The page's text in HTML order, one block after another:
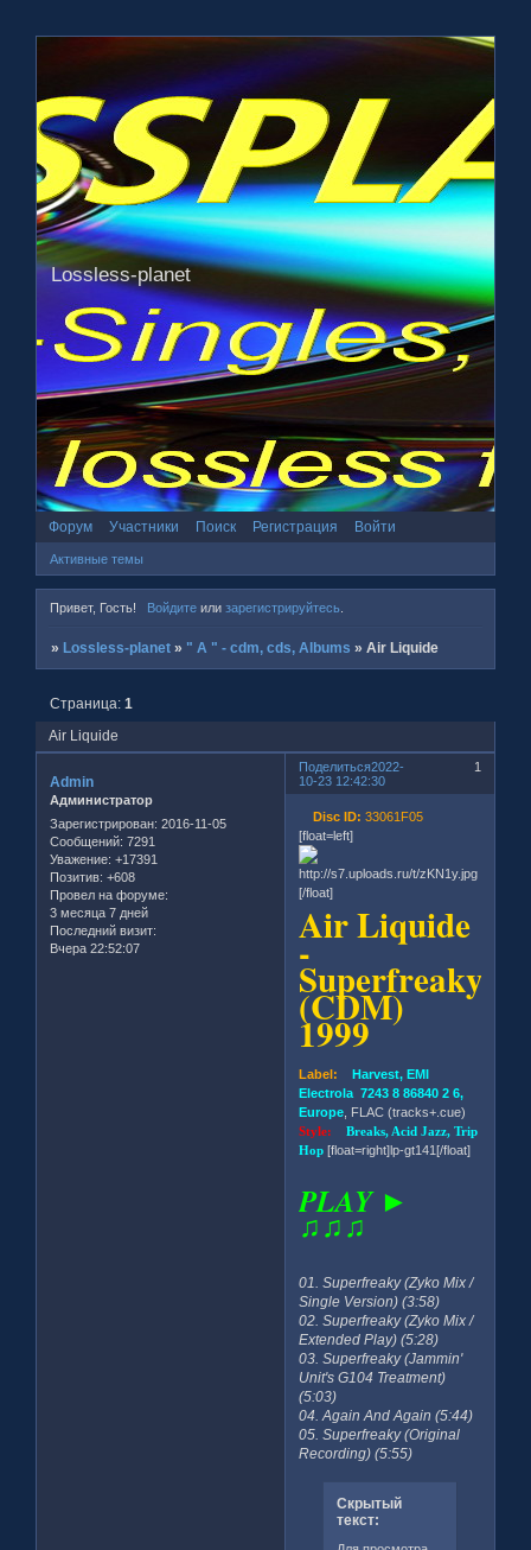
Lossless-planet
Форум Участники Поиск Регистрация Войти
Активные темы
Привет, Гость! Войдитеили зарегистрируйтесь.
» Lossless-planet » " A " - cdm, cds, Albums »Air Liquide
Air Liquide
Страница:1
Поделиться 1
2022-
10-23 12:42:30
Admin
Администратор
Зарегистрирован: 2016-11-05
Сообщений: 7291
Уважение: +17391
Позитив: +608
Провел на форуме:
3 месяца 7 дней
Последний визит:
Вчера 22:52:07
Disc ID: 33061F05
[float=left]
[/float]
Air Liquide
-
Superfreaky
(CDM)
1999
Label: Harvest, EMI
Electrola 7243 8 86840 2 6,
Europe , FLAC (tracks+.cue)
Style:Breaks, Acid Jazz, Trip
Hop[float=right]lp-gt141[/float]
PLAY ►
♫♫♫
01. Superfreaky (Zyko Mix /
Single Version) (3:58)
02. Superfreaky (Zyko Mix /
Extended Play) (5:28)
03. Superfreaky (Jammin'
Unit's G104 Treatment)
(5:03)
04. Again And Again (5:44)
05. Superfreaky (Original
Recording) (5:55)
Скрытый
текст: